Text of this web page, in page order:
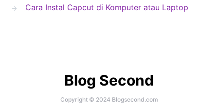
Cara Instal Capcut di Komputer atau Laptop
Blog Second
Copyright © 2024 Blogsecond.com